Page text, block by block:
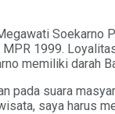
1999.
memiliki darah
suara
saya harus